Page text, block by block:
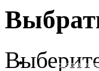
очистить